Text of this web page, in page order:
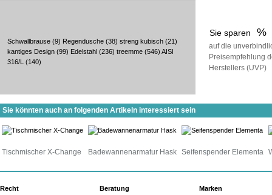
Sie sparen %
auf die
Preisempfehlung
Herstellers (UVP)
Schwallbrause (9) Regendusche (38) streng kubisch (21)
kantiges Design (99) Edelstahl (236) treemme (546) AISI
316/L (140)
Sie könnten auch an folgenden Artikeln interessiert sein
Tischmischer X-Change Badewannenarmatur Hask Seifenspender Elementa
Recht
Beratung
Marken